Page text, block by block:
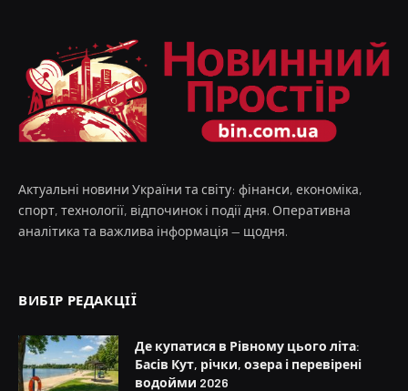
Актуальні новини України та світу: фінанси, економіка,
спорт, технології, відпочинок і події дня. Оперативна
аналітика та важлива інформація — щодня.
ВИБІР РЕДАКЦІЇ
Де купатися в Рівному цього літа:
Басів Кут, річки, озера і перевірені
водойми 2026